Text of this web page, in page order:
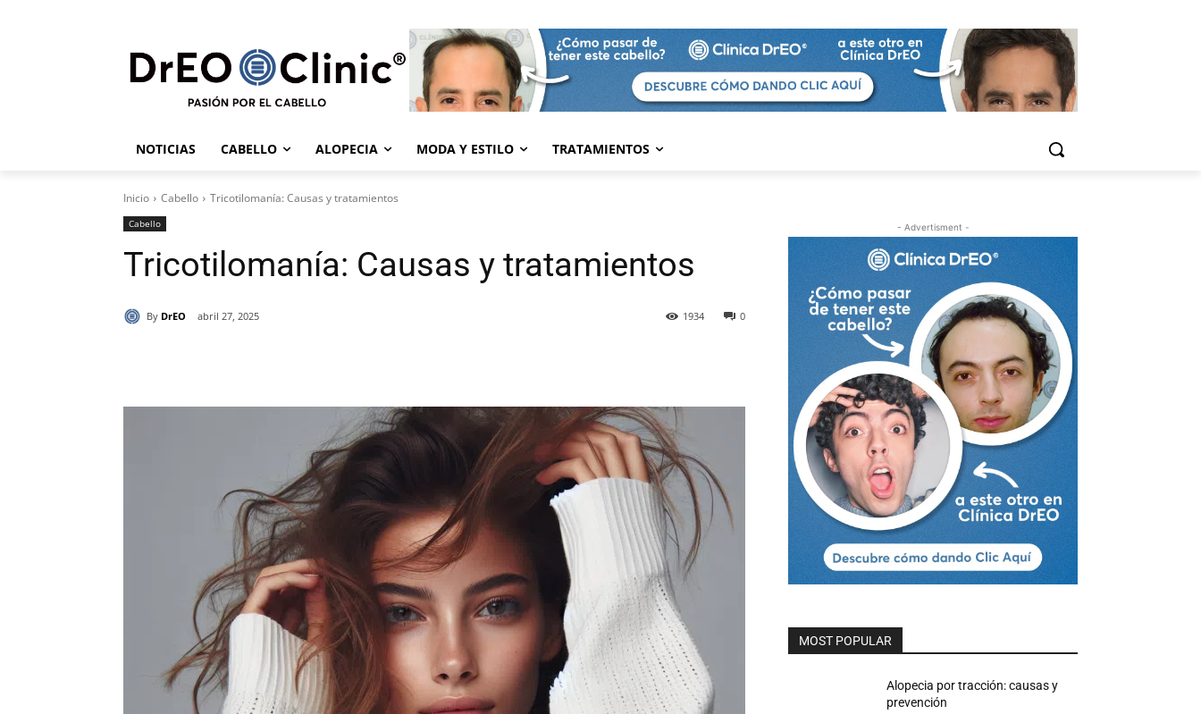
NOTICIAS CABELLO ALOPECIA MODA Y ESTILO TRATAMIENTOS
Inicio Cabello Tricotilomanía: Causas y tratamientos
Cabello
Tricotilomanía: Causas y tratamientos
By DrEO abril 27, 2025 0
1934
- Advertisment -
MOST POPULAR
Alopecia por tracción: causas y
prevención